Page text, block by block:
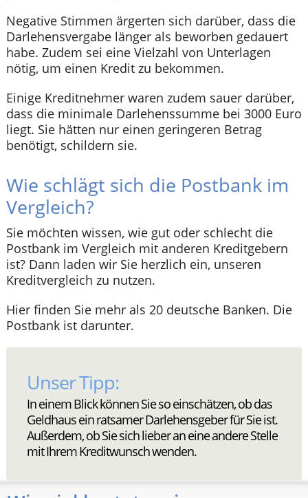
Negative Stimmen ärgerten sich darüber, dass die
Darlehensvergabe länger als beworben gedauert
habe. Zudem sei eine Vielzahl von Unterlagen
nötig, um einen Kredit zu bekommen.
Einige Kreditnehmer waren zudem sauer darüber,
dass die minimale Darlehenssumme bei 3000 Euro
liegt. Sie hätten nur einen geringeren Betrag
benötigt, schildern sie.
Wie schlägt sich die Postbank im
Vergleich?
Sie möchten wissen, wie gut oder schlecht die
Postbank im Vergleich mit anderen Kreditgebern
ist? Dann laden wir Sie herzlich ein, unseren
Kreditvergleich zu nutzen.
Hier finden Sie mehr als 20 deutsche Banken. Die
Postbank ist darunter.
In einem Blick können Sie so einschätzen, ob das
Geldhaus ein ratsamer Darlehensgeber für Sie ist.
Außerdem, ob Sie sich lieber an eine andere Stelle
mit Ihrem Kreditwunsch wenden.